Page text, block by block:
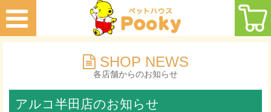
SHOP NEWS
各店舗からのお知らせ
アルコ半田店のお知らせ